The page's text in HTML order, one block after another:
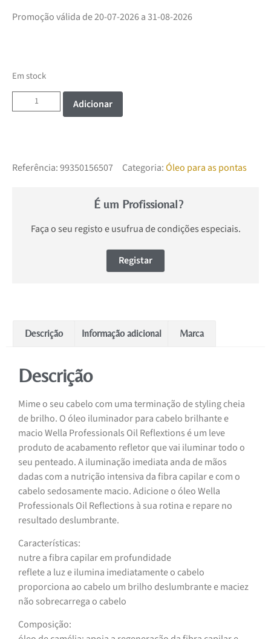
Promoção válida de 20-07-2026 a 31-08-2026
Em stock
Adicionar
Referência:99350156507 Categoria:Óleo para as pontas
É um Profissional?
Faça o seu registo e usufrua de condições especiais.
Registar
Descrição Informação adicional Marca
Descrição
Mime o seu cabelo com uma terminação de styling cheia
de brilho. O óleo iluminador para cabelo brilhante e
macio Wella Professionals Oil Reflextions é um leve
produto de acabamento refletor que vai iluminar todo o
seu penteado. A iluminação imediata anda de mãos
dadas com a nutrição intensiva da fibra capilar e com o
cabelo sedosamente macio. Adicione o óleo Wella
Professionals Oil Reflections à sua rotina e repare no
resultado deslumbrante.
Características:
nutre a fibra capilar em profundidade
reflete a luz e ilumina imediatamente o cabelo
proporciona ao cabelo um brilho deslumbrante e maciez
não sobrecarrega o cabelo
Composição: